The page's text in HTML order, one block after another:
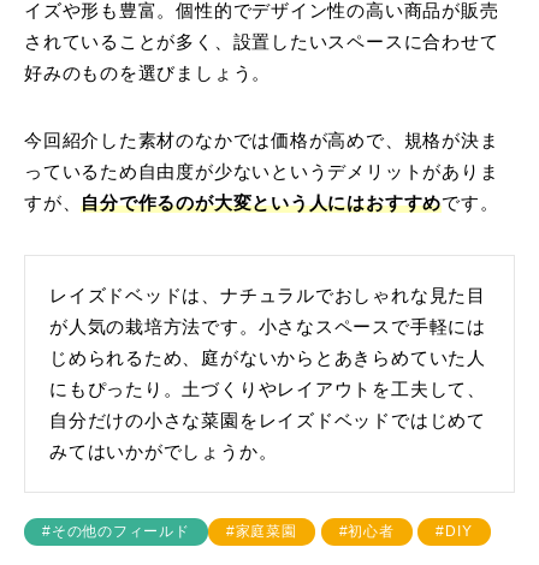
イズや形も豊富。個性的でデザイン性の高い商品が販売
されていることが多く、設置したいスペースに合わせて
好みのものを選びましょう。
今回紹介した素材のなかでは価格が高めで、規格が決ま
っているため自由度が少ないというデメリットがありま
すが、自分で作るのが大変という人にはおすすめです。
レイズドベッドは、ナチュラルでおしゃれな見た目
が人気の栽培方法です。小さなスペースで手軽には
じめられるため、庭がないからとあきらめていた人
にもぴったり。土づくりやレイアウトを工夫して、
自分だけの小さな菜園をレイズドベッドではじめて
みてはいかがでしょうか。
#その他のフィールド #家庭菜園 #初心者 #DIY